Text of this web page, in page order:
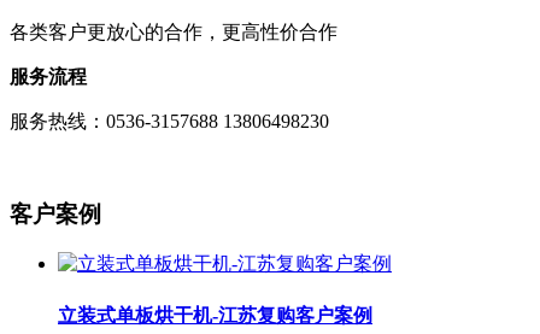
各类客户更放心的合作，更高性价合作
服务流程
服务热线：0536-3157688 13806498230
客户案例
立装式单板烘干机-江苏复购客户案例